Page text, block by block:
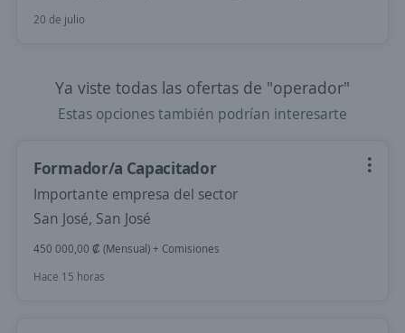
20 de julio
Ya viste todas las ofertas de "operador"
Estas opciones también podrían interesarte
Formador/a Capacitador
Importante empresa del sector
San José, San José
450 000,00 ₡ (Mensual) + Comisiones
Hace 15 horas